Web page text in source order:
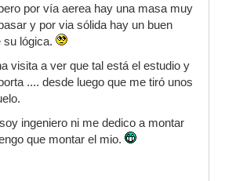
por vía aerea hay una masa muy
y por via sólida hay un buen
su lógica.
visita a ver que tal está el estudio y
.... desde luego que me tiró unos
ingeniero ni me dedico a montar
que montar el mio.